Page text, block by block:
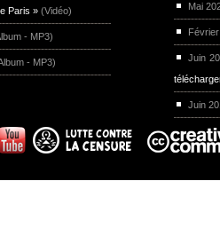
Paris » (Vidéo)
- MP3)
- MP3)
Mai
Juin
Juin